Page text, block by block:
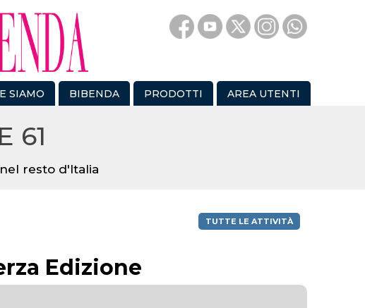
SIAMO BIBENDA PRODOTTI AREA UTENTI
61
resto d'Italia
TUTTE LE ATTIVITÀ
Edizione